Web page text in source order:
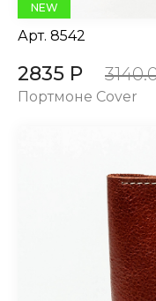
NEW
Арт. 8542
2835 Р
Портмоне Cover